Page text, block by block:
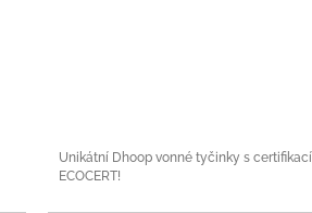
Unikátní Dhoop vonné tyčinky s certifikací
ECOCERT!